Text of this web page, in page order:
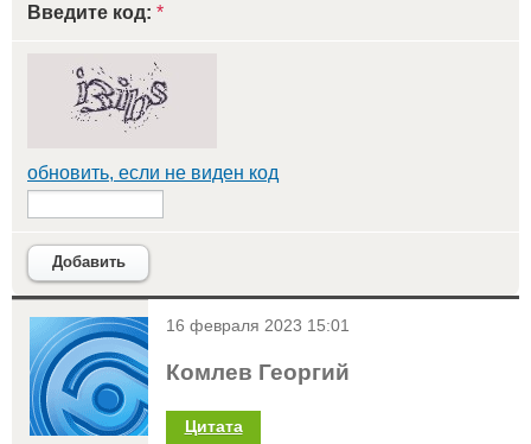
Введите код: *
обновить, если не виден код
Добавить
< 16 февраля 2023 15:01
Комлев Георгий
Цитата